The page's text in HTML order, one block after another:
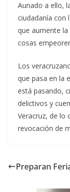
Aunado a ello,
ciudadanía con
que aumente
cosas
Los
que pasa en la
está pasando,
delictivos y
Veracruz, de lo
revocación de
Preparan